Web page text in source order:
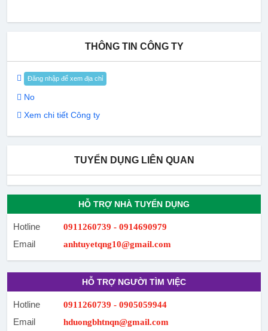
THÔNG TIN CÔNG TY
Đăng nhập để xem địa chỉ
No
Xem chi tiết Công ty
TUYỂN DỤNG LIÊN QUAN
HỖ TRỢ NHÀ TUYỂN DỤNG
Hotline 0911260739 - 0914690979
Email anhtuyetqng10@gmail.com
HỖ TRỢ NGƯỜI TÌM VIỆC
Hotline 0911260739 - 0905059944
Email hduongbhtnqn@gmail.com